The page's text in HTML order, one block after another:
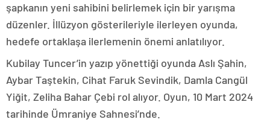
şapkanın yeni sahibini belirlemek için bir yarışma
düzenler. İllüzyon gösterileriyle ilerleyen oyunda,
hedefe ortaklaşa ilerlemenin önemi anlatılıyor.
Kubilay Tuncer’in yazıp yönettiği oyunda Aslı Şahin,
Aybar Taştekin, Cihat Faruk Sevindik, Damla Cangül
Yiğit, Zeliha Bahar Çebi rol alıyor. Oyun, 10 Mart 2024
tarihinde Ümraniye Sahnesi’nde.